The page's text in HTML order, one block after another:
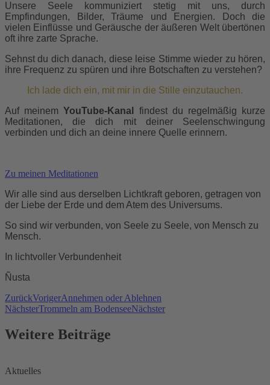
Unsere Seele kommuniziert stetig mit uns, durch
Empfindungen, Bilder, Träume und Energien.
Doch die
vielen Einflüsse und Geräusche der äußeren Welt übertönen
oft ihre zarte Sprache.
Sehnst du dich danach, diese leise Stimme wieder zu hören,
ihre Frequenz zu spüren und ihre Botschaften zu verstehen?
Ich lade dich ein, mit mir in die Stille einzutauchen.
Auf meinemYouTube-Kanal
findest du regelmäßig kurze
Meditationen,die dich mit deiner Seelenschwingung
verbinden und dich an deine innere Quelle erinnern.
Zu meinen Meditationen
Wir alle sind aus derselben Lichtkraft geboren, getragen von
der Liebe der Erde und dem Atem des Universums.
So sind wir verbunden, von Seele zu Seele, von Mensch zu
Mensch.
In lichtvoller Verbundenheit
Ñusta
ZurückVorigerAnnehmen oder Ablehnen
NächsterTrommeln am BodenseeNächster
Weitere Beiträge
Aktuelles